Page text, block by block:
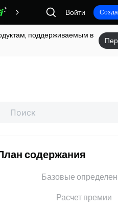
Войти
поддерживаемым в
содержания
Базовые
Расчет премии